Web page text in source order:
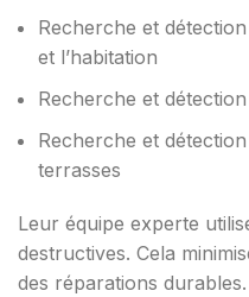
Recherche et
et l’habitation
Recherche et
Recherche et
terrasses
Leur équipe experte
destructives. Cela
des réparations